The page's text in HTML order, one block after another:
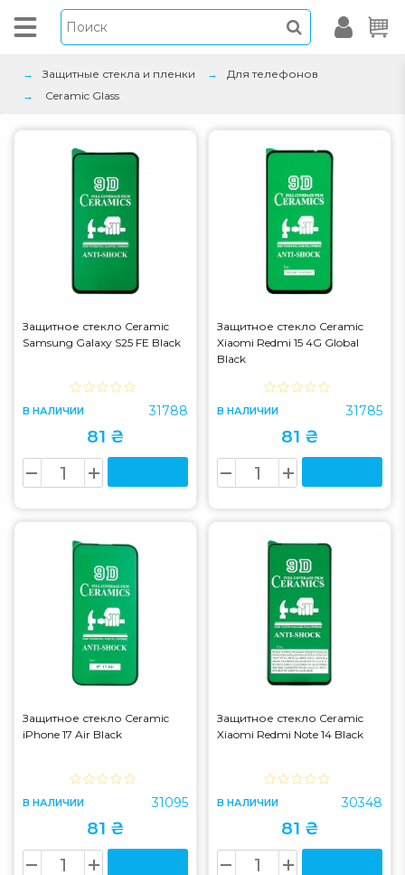
Защитные стекла и пленки
Для телефонов
Ceramic Glass
Защитное стекло Ceramic
Samsung Galaxy S25 FE Black
В НАЛИЧИИ 31788
81 ₴
Защитное стекло Ceramic
Xiaomi Redmi 15 4G Global
Black
В НАЛИЧИИ 31785
81 ₴
Защитное стекло Ceramic
iPhone 17 Air Black
В НАЛИЧИИ 31095
81 ₴
Защитное стекло Ceramic
Xiaomi Redmi Note 14 Black
В НАЛИЧИИ 30348
81 ₴